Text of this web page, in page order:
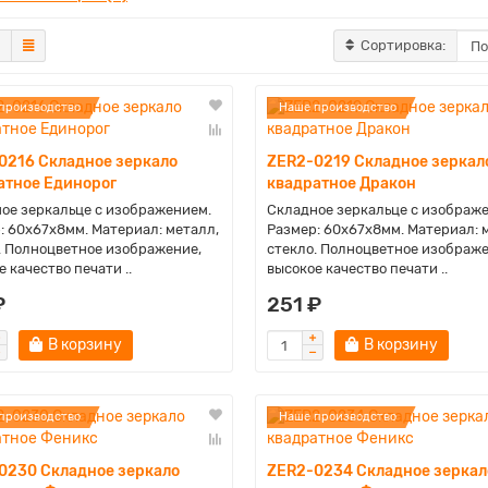
Сортировка:
Складное зеркало
Единорог
зеркальце с изображением.
60х67х8мм. Материал: металл,
Полноцветное изображение,
качество печати ..
В корзину
Наше производство
ZER2-0219 Складное
квадратное Дракон
Складное зеркальце с
Размер: 60х67х8мм. Материал:
стекло. Полноцветное
высокое качество печати ..
251 ₽
В корзину
Складное зеркало
Наше производство
ZER2-0234 Складное